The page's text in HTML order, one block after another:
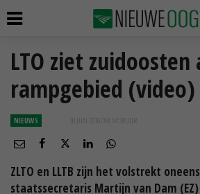
LTO ziet zuidoosten
rampgebied (video)
NIEUWS 30 JUN 2016 OM 14:38
ZLTO en LLTB zijn het volstrekt
staatssecretaris Martijn van Dam